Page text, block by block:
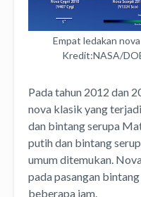
Empat ledakan
Kredit:NASA/
Pada tahun 2012 dan
nova klasik yang
dan bintang serupa
putih dan bintang
umum ditemukan.
pada pasangan
beberapa jam.